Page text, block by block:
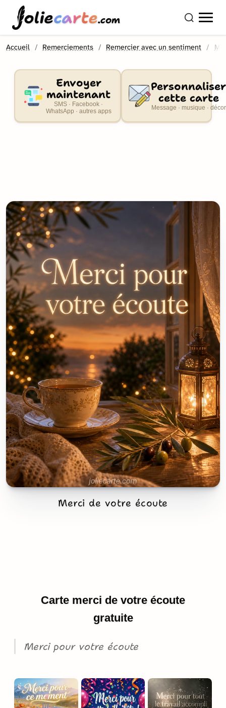
oliecarte.com
Accueil Remerciements Remercier avec un sentiment
Envoyer
maintenant
SMS · Facebook ·
WhatsApp · autres apps
Personnaliser
cette carte
Message · musique · décor
Merci de votre écoute
Carte merci de votre écoute
gratuite
Merci pour votre écoute